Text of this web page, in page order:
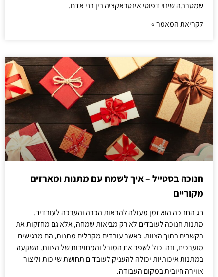
שמטרתה שינוי דפוסי אינטראקציה בין בני אדם.
לקריאת המאמר »
חנוכה בסטייל – איך לשמח עם מתנות ומארזים
מקוריים
חג החנוכה הוא זמן מעולה להראות הכרה והערכה לעובדים.
מתנות חנוכה לעובדים לא רק מביאות שמחה, אלא גם מחזקות את
הקשרים בתוך הצוות. כאשר עובדים מקבלים מתנות, הם מרגישים
מוערכים, וזה יכול לשפר את המורל והמחויבות של הצוות. השקעה
במתנות איכותיות יכולה להעניק לעובדים תחושת שייכות וליצור
אווירה חיובית במקום העבודה.